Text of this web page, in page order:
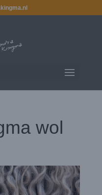
wol